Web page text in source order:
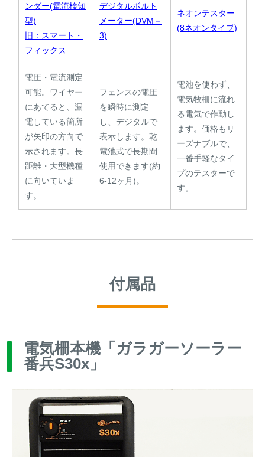
ンダー(電流検知
型)
旧：スマート・
フィックス
デジタルボルト
メーター(DVM－
3)
ネオンテスター
(8ネオンタイプ)
電圧・電流測定
可能。ワイヤー
にあてると、漏
電している箇所
が矢印の方向で
示されます。長
距離・大型機種
に向いていま
す。
フェンスの電圧
を瞬時に測定
し、デジタルで
表示します。乾
電池式で長期間
使用できます(約
6-12ヶ月)。
電池を使わず、
電気牧柵に流れ
る電気で作動し
ます。価格もリ
ーズナブルで、
一番手軽なタイ
プのテスターで
す。
付属品
電気柵本機「ガラガーソーラー
番兵S30x」